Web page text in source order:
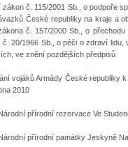
č. 115/2001 Sb., o podpoře
České republiky na kraje a
č. 157/2000 Sb., o
č. 20/1966 Sb., o péči o zdraví
ve znění pozdějších předpisů
vojáků Armády České republiky
2010
přírodní rezervace Ve
přírodní památky Jeskyně